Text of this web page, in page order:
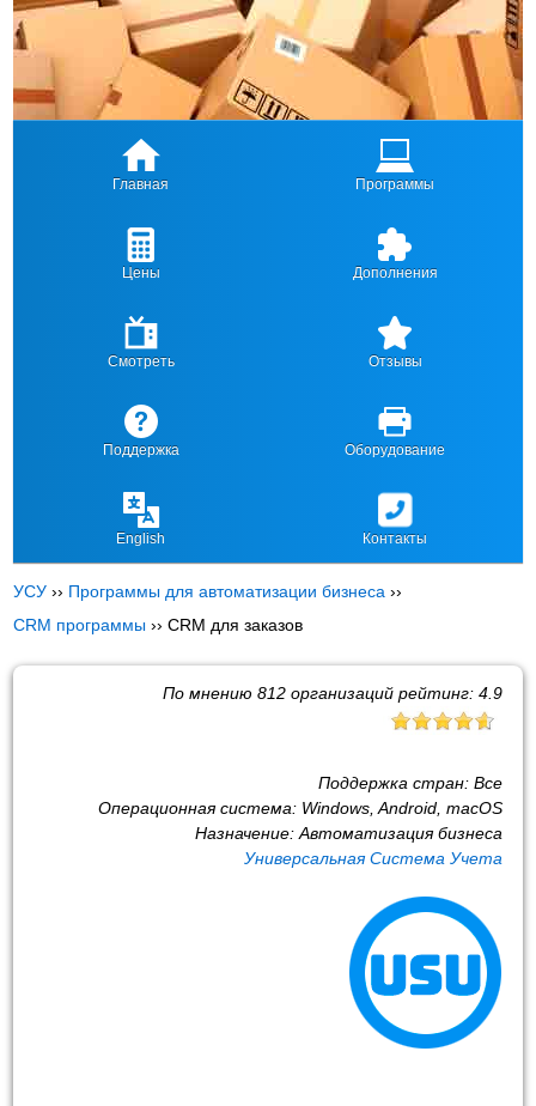
Главная Программы
Цены Дополнения
Смотреть Отзывы
Поддержка Оборудование
English Контакты
УСУ ›› Программы для автоматизации бизнеса ››
CRM программы ››CRM для заказов
По мнению 812организаций рейтинг: 4.9
Поддержка стран: Все
Операционная система: Windows, Android, macOS
Назначение: Автоматизация бизнеса
Универсальная Система Учета